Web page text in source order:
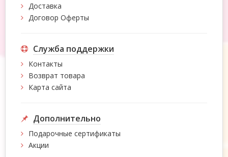
Доставка
Договор Оферты
Служба поддержки
Контакты
Возврат товара
Карта сайта
Дополнительно
Подарочные сертификаты
Акции